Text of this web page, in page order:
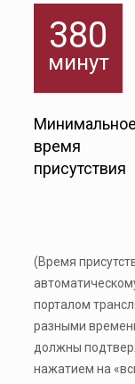
380
минут
Минимальное
время
присутствия
(Время
порталом
разными
должны
нажатием на